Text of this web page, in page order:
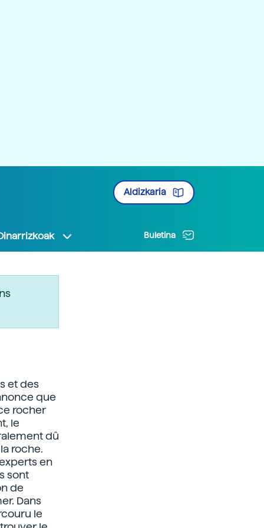
Aldizkaria
Buletina
et des
que
rocher
le
dû
roche.
en
sont
de
Dans
le